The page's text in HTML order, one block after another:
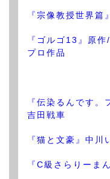
『宗像教授世界篇
『ゴルゴ13』原
プロ作品
『伝染るんです。
吉田戦車
『猫と文豪』中川
『C級さらりーま